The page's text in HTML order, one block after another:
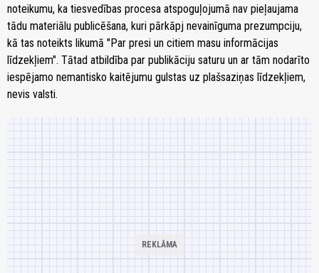
noteikumu, ka tiesvedības procesa atspoguļojumā nav pieļaujama
tādu materiālu publicēšana, kuri pārkāpj nevainīguma prezumpciju,
kā tas noteikts likumā "Par presi un citiem masu informācijas
līdzekļiem". Tātad atbildība par publikāciju saturu un ar tām nodarīto
iespējamo nemantisko kaitējumu gulstas uz plašsaziņas līdzekļiem,
nevis valsti.